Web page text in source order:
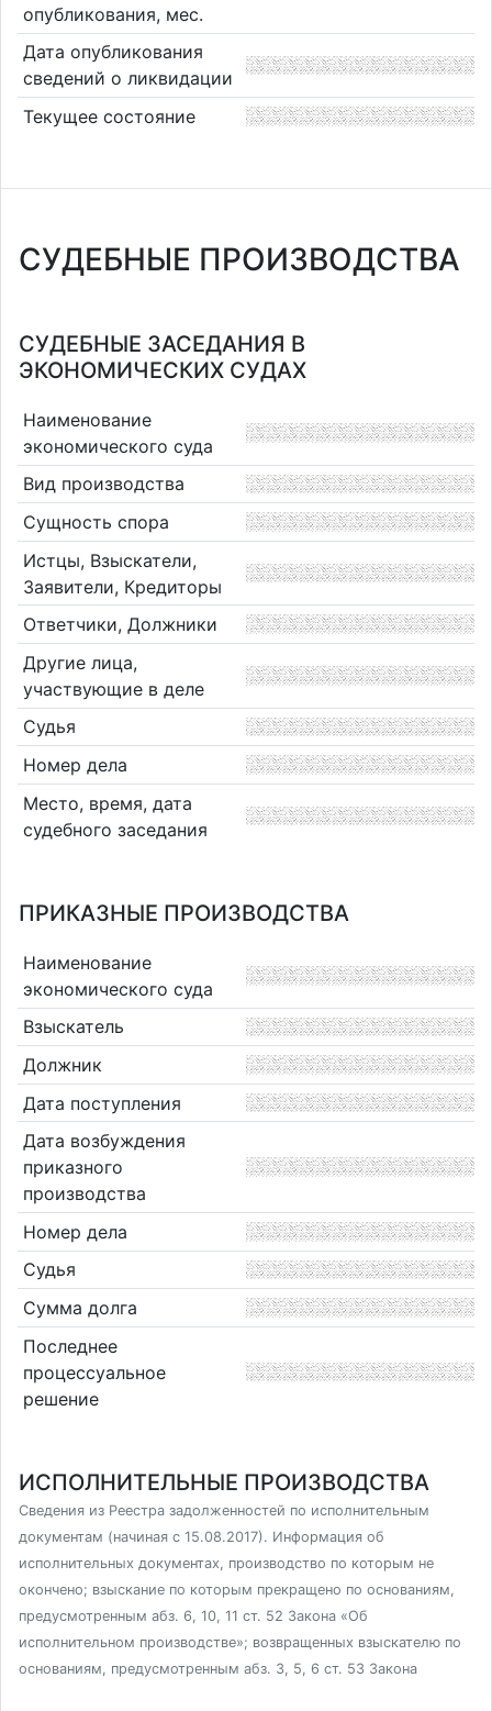
опубликования, мес.
Дата опубликования
сведений о ликвидации
Текущее состояние
СУДЕБНЫЕ ПРОИЗВОДСТВА
СУДЕБНЫЕ ЗАСЕДАНИЯ В
ЭКОНОМИЧЕСКИХ СУДАХ
Наименование
экономического суда
Вид производства
Сущность спора
Истцы, Взыскатели,
Заявители, Кредиторы
Ответчики, Должники
Другие лица,
участвующие в деле
Судья
Номер дела
Место, время, дата
судебного заседания
ПРИКАЗНЫЕ ПРОИЗВОДСТВА
Наименование
экономического суда
Взыскатель
Должник
Дата поступления
Дата возбуждения
приказного
производства
Номер дела
Судья
Сумма долга
Последнее
процессуальное
решение
ИСПОЛНИТЕЛЬНЫЕ ПРОИЗВОДСТВА
Сведения из Реестра задолженностей по исполнительным
документам (начиная с 15.08.2017). Информация об
исполнительных документах, производство по которым не
окончено; взыскание по которым прекращено по основаниям,
предусмотренным абз. 6, 10, 11 ст. 52 Закона «Об
исполнительном производстве»; возвращенных взыскателю по
основаниям, предусмотренным абз. 3, 5, 6 ст. 53 Закона